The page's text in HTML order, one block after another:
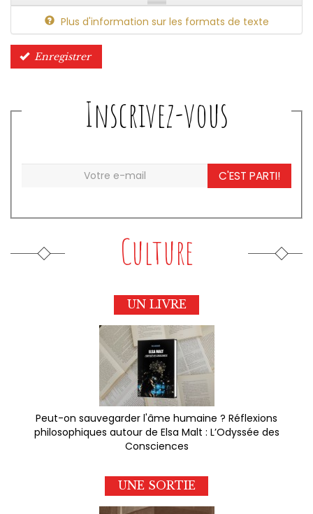
Plus d'information sur les formats de texte
Enregistrer
Inscrivez-vous
C'EST PARTI!
Culture
UN LIVRE
Peut-on sauvegarder l'âme humaine ? Réflexions
philosophiques autour de Elsa Malt : L’Odyssée des
Consciences
UNE SORTIE